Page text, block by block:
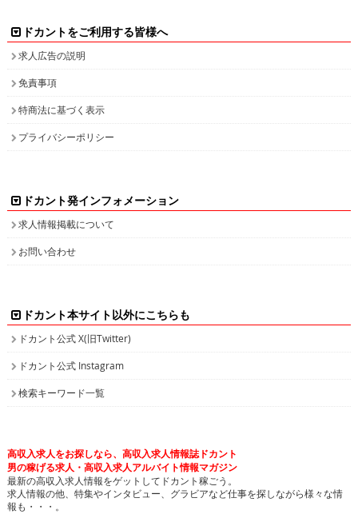
ドカントをご利用する皆様へ
求人広告の説明
免責事項
特商法に基づく表示
プライバシーポリシー
ドカント発インフォメーション
求人情報掲載について
お問い合わせ
ドカント本サイト以外にこちらも
ドカント公式 X(旧Twitter)
ドカント公式 Instagram
検索キーワード一覧
高収入求人をお探しなら、高収入求人情報誌ドカント
男の稼げる求人・高収入求人アルバイト情報マガジン
最新の高収入求人情報をゲットしてドカント稼ごう。
求人情報の他、特集やインタビュー、グラビアなど仕事を探しながら様々な情
報も・・・。